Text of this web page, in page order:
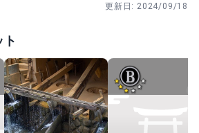
更新日: 2024/09/18